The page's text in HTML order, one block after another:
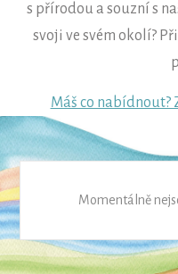
s přírodou a souzní s
svoji ve svém okolí?
Máš co nabídnout?
Momentálně